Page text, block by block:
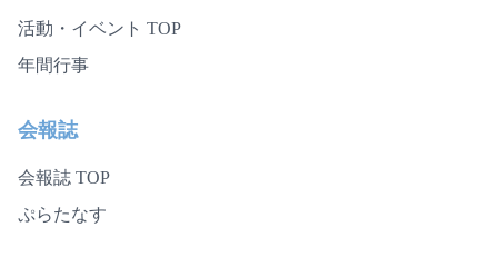
活動・イベント TOP
年間行事
会報誌
会報誌 TOP
ぷらたなす